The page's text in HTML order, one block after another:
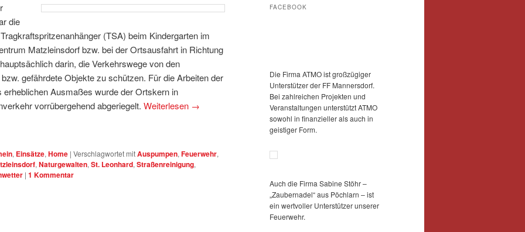
die
(TSA) beim Kindergarten im
Matzleinsdorf bzw. bei der Ortsausfahrt in Richtung
darin, die Verkehrswege von den
gefährdete Objekte zu schützen. Für die Arbeiten der
erheblichen Ausmaßes wurde der Ortskern in
vorrübergehend abgeriegelt. Weiterlesen →
, Einsätze, Home | Verschlagwortet mitAuspumpen, Feuerwehr,
, Naturgewalten, St. Leonhard, Straßenreinigung,
| 1 Kommentar
FACEBOOK
Die Firma ATMO ist großzügiger
Unterstützer der FF Mannersdorf.
Bei zahlreichen Projekten und
Veranstaltungen unterstützt ATMO
sowohl in finanzieller als auch in
geistiger Form.
Auch die Firma Sabine Stöhr –
„Zaubernadel“ aus Pöchlarn – ist
ein wertvoller Unterstützer unserer
Feuerwehr.